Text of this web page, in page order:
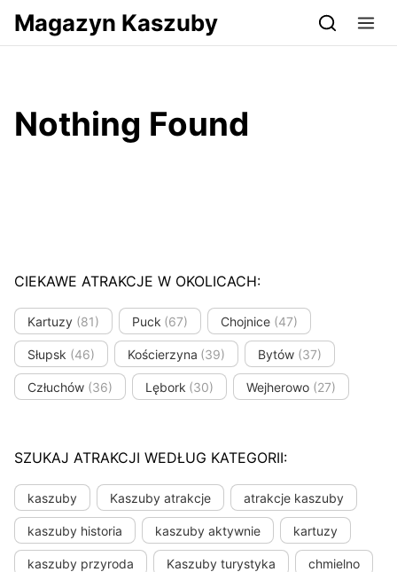
Przejdź do serwisu magazynkaszuby.pl
Magazyn Kaszuby
Nothing Found
CIEKAWE ATRAKCJE W OKOLICACH:
Kartuzy (81) Puck (67) Chojnice (47)
Słupsk (46) Kościerzyna (39) Bytów (37)
Człuchów (36) Lębork (30) Wejherowo (27)
SZUKAJ ATRAKCJI WEDŁUG KATEGORII:
kaszuby Kaszuby atrakcje atrakcje kaszuby
kaszuby historia kaszuby aktywnie kartuzy
kaszuby przyroda Kaszuby turystyka chmielno